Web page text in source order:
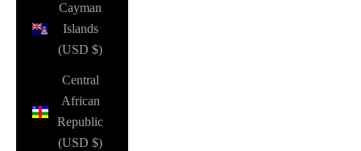
Cayman
Islands
(USD $)
Central
African
Republic
(USD $)